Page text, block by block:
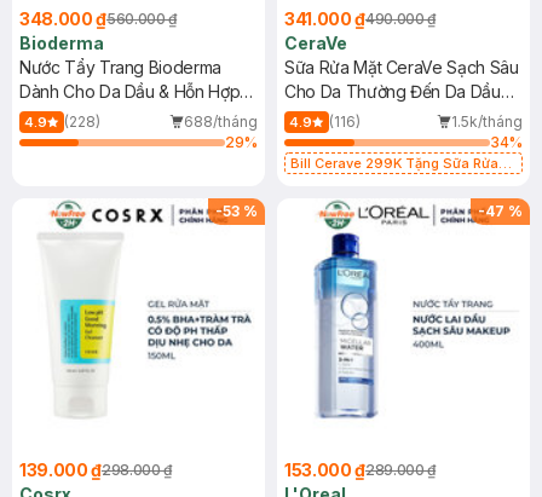
348.000 ₫560.000 ₫
Bioderma
Nước Tẩy Trang Bioderma
Dành Cho Da Dầu & Hỗn Hợp
500ml
4.9 (228)
688/tháng
29%
341.000 ₫490.000 ₫
CeraVe
Sữa Rửa Mặt CeraVe Sạch Sâu
Cho Da Thường Đến Da Dầu
473ml
4.9 (116)
1.5k/tháng
34%
Bill Cerave 299K Tặng Sữa Rửa
-53 %
139.000 ₫298.000 ₫
-47 %
153.000 ₫289.000 ₫